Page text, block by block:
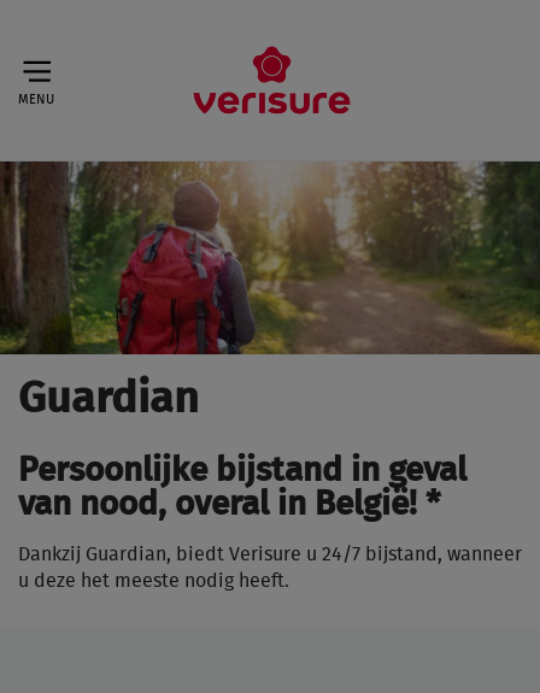
MENU
Guardian
Persoonlijke bijstand in geval
van nood, overal in België! *
Dankzij Guardian, biedt Verisure u 24/7 bijstand, wanneer
u deze het meeste nodig heeft.